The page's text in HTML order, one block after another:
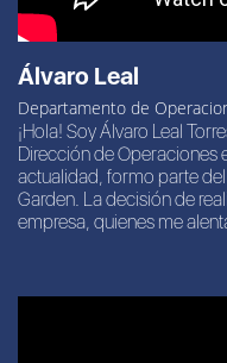
Álvaro Leal
Departamento de
¡Hola! Soy Álvaro Leal
Dirección de Operaciones
actualidad, formo parte
Garden. La decisión de
empresa, quienes me